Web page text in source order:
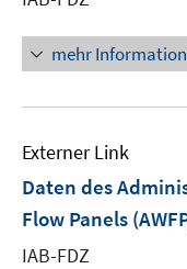
mehr
Externer Link
Daten des
Flow Panels
IAB-FDZ